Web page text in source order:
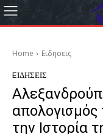
Home Eιδησεις
EΙΔΗΣΕΙΣ
απολογισμός
την Ιστορία